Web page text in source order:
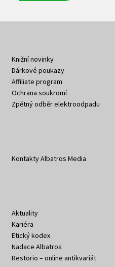
Knižní novinky
Dárkové poukazy
Affiliate program
Ochrana soukromí
Zpětný odběr elektroodpadu
Kontakty Albatros Media
Aktuality
Kariéra
Etický kodex
Nadace Albatros
Restorio – online antikvariát